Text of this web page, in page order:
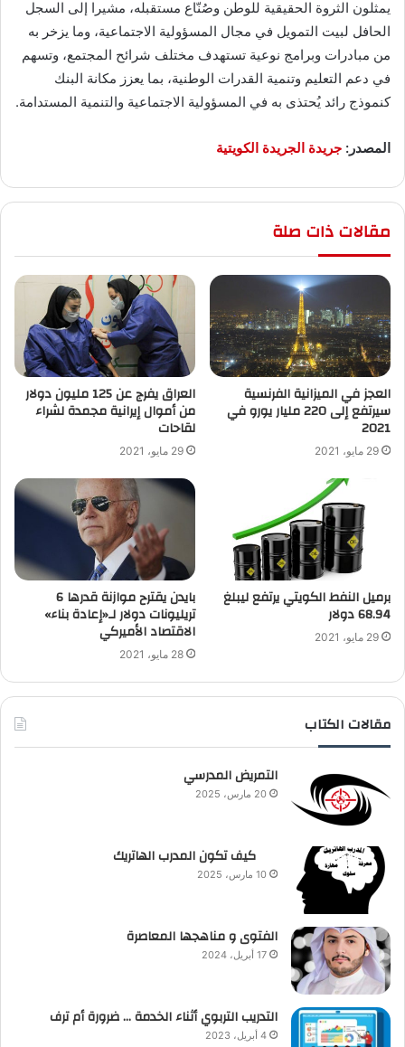
يمثلون الثروة الحقيقية للوطن وصُنّاع مستقبله، مشيرا إلى السجل
الحافل لبيت التمويل في مجال المسؤولية الاجتماعية، وما يزخر به
من مبادرات وبرامج نوعية تستهدف مختلف شرائح المجتمع، وتسهم
في دعم التعليم وتنمية القدرات الوطنية، بما يعزز مكانة البنك
كنموذج رائد يُحتذى به في المسؤولية الاجتماعية والتنمية المستدامة.
المصدر: جريدة الجريدة الكويتية
مقالات ذات صلة
العجز في الميزانية الفرنسية
سيرتفع إلى 220 مليار يورو في
2021
29 مايو، 2021
العراق يفرج عن 125 مليون دولار
من أموال إيرانية مجمدة لشراء
لقاحات
29 مايو، 2021
برميل النفط الكويتي يرتفع ليبلغ
68.94 دولار
29 مايو، 2021
بايدن يقترح موازنة قدرها 6
تريليونات دولار لـ«إعادة بناء»
الاقتصاد الأميركي
28 مايو، 2021
مقالات الكتاب
التمريض المدرسي
20 مارس، 2025
كيف تكون المدرب الهاتريك
10 مارس، 2025
الفتوى و مناهجها المعاصرة
17 أبريل، 2024
التدريب التربوي أثناء الخدمة … ضرورة أم ترف
4 أبريل، 2023